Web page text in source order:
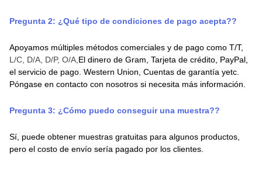
Pregunta 2: ¿Qué tipo de condiciones de pago acepta??
Apoyamos múltiples métodos comerciales y de pago como T/T,
L/C, D/A, D/P, O/A, El dinero de Gram, Tarjeta de crédito, PayPal,
el servicio de pago. Western Union, Cuentas de garantía yetc.
Póngase en contacto con nosotros si necesita más información.
Pregunta 3: ¿Cómo puedo conseguir una muestra??
Sí, puede obtener muestras gratuitas para algunos productos,
pero el costo de envío sería pagado por los clientes.